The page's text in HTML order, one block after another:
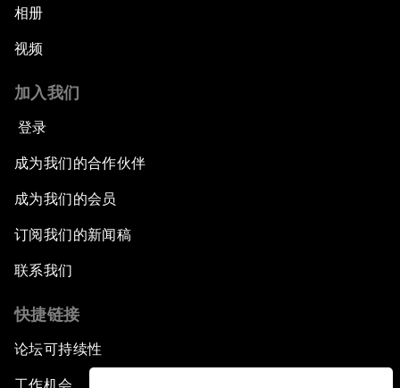
相册
视频
加入我们
登录
成为我们的合作伙伴
成为我们的会员
订阅我们的新闻稿
联系我们
快捷链接
论坛可持续性